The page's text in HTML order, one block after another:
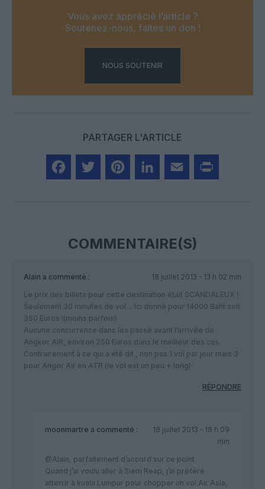
Vous avez apprécié l’article ?
Soutenez-nous, faites un don !
NOUS SOUTENIR
PARTAGER L'ARTICLE
COMMENTAIRE(S)
Alain a commenté :
18 juillet 2013 - 13 h 02 min
Le prix des billets pour cette destination était SCANDALEUX !
Seulement 30 minutes de vol… Ici donné pour 14000 Baht soit
350 Euros !(moins parfois)
Aucune concurrence dans les passé avant l’arrivée de
Angkor AIR, environ 250 Euros dans le meilleur des cas.
Contrairement à ce qui a été dit , non pas 1 vol par jour mais 3
pour Angor Air en ATR (le vol est un peu + long)
RÉPONDRE
moonmartre a commenté :
18 juillet 2013 - 18 h 09
min
@Alain, parfaitement d’accord sur ce point.
Quand j’ai voulu aller à Siem Reap, j’ai préféré
atterrir à kuala Lumpur pour chopper un vol Air Asia,